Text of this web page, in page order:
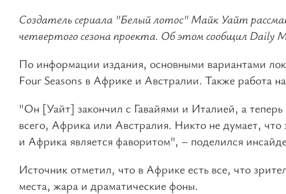
Создатель сериала "Белый лотос" Майк Уайт
четвертого сезона проекта. Об этом сообщил Daily
По информации издания, основными вариантами
Four Seasons в Африке и Австралии. Также работа
"Он [Уайт] закончил с Гавайями и Италией, а
всего, Африка или Австралия. Никто не думает, что
и Африка является фаворитом", – поделился
Источник отметил, что в Африке есть все, что
места, жара и драматические фоны.